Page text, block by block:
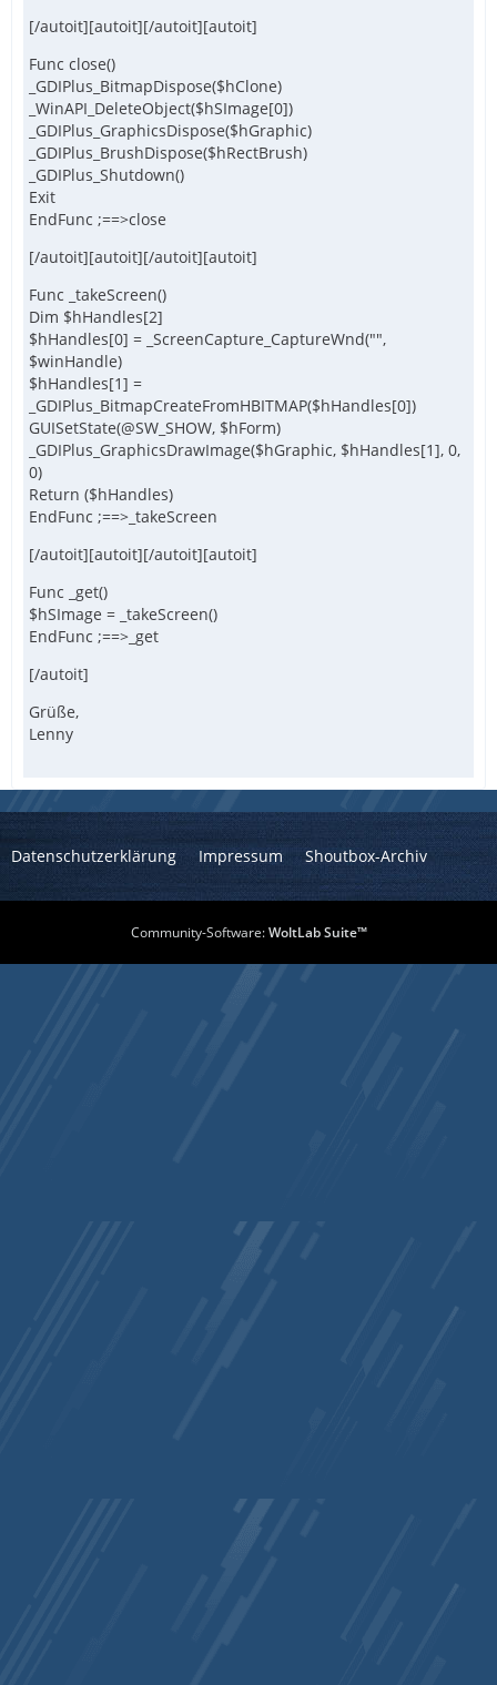
[/autoit][autoit][/autoit][autoit]
Func close()
_GDIPlus_BitmapDispose($hClone)
_WinAPI_DeleteObject($hSImage[0])
_GDIPlus_GraphicsDispose($hGraphic)
_GDIPlus_BrushDispose($hRectBrush)
_GDIPlus_Shutdown()
Exit
EndFunc ;==>close
[/autoit][autoit][/autoit][autoit]
Func _takeScreen()
Dim $hHandles[2]
$hHandles[0] = _ScreenCapture_CaptureWnd("",
$winHandle)
$hHandles[1] =
_GDIPlus_BitmapCreateFromHBITMAP($hHandles[0])
GUISetState(@SW_SHOW, $hForm)
_GDIPlus_GraphicsDrawImage($hGraphic, $hHandles[1], 0,
0)
Return ($hHandles)
EndFunc ;==>_takeScreen
[/autoit][autoit][/autoit][autoit]
Func _get()
$hSImage = _takeScreen()
EndFunc ;==>_get
[/autoit]
Grüße,
Lenny
Datenschutzerklärung Impressum Shoutbox-Archiv
Community-Software:WoltLab Suite™